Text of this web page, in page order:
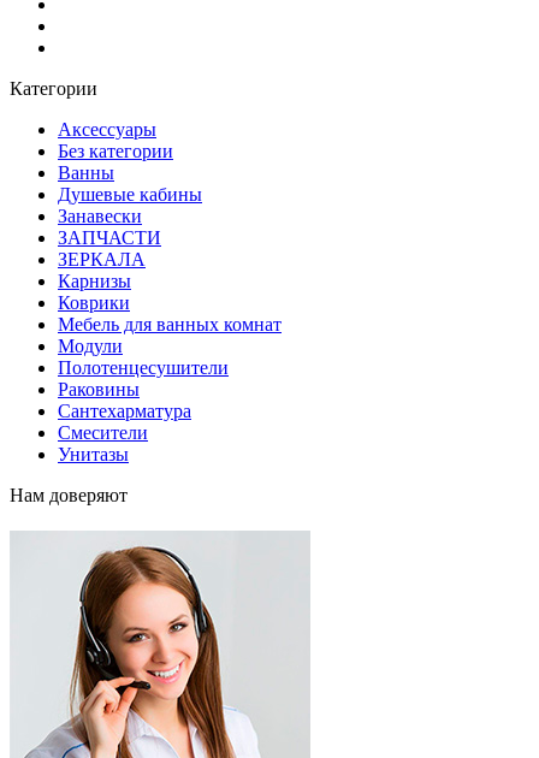
Категории
Аксессуары
Без категории
Ванны
Душевые кабины
Занавески
ЗАПЧАСТИ
ЗЕРКАЛА
Карнизы
Коврики
Мебель для ванных комнат
Модули
Полотенцесушители
Раковины
Сантехарматура
Смесители
Унитазы
Нам доверяют